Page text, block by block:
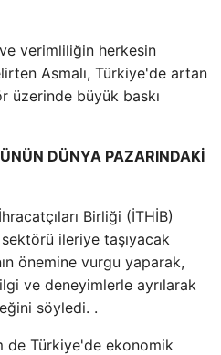
verimliliğin herkesin
Asmalı, Türkiye'de artan
üzerinde büyük baskı
DÜNYA PAZARINDAKİ
Birliği (İTHİB)
ileriye taşıyacak
önemine vurgu yaparak,
ve deneyimlerle ayrılarak
söyledi. .
de Türkiye'de ekonomik